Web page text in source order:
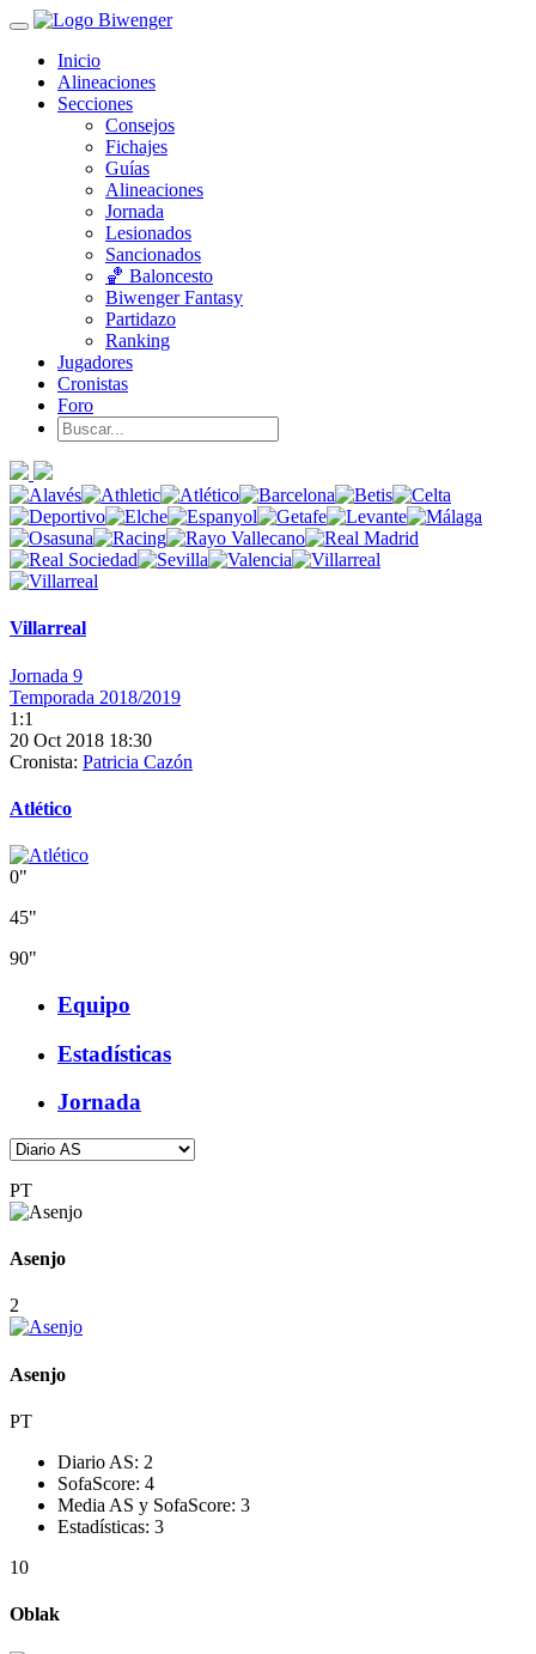
Inicio
Alineaciones
Secciones
Consejos
Fichajes
Guías
Alineaciones
Jornada
Lesionados
Sancionados
🏀 Baloncesto
Biwenger Fantasy
Partidazo
Ranking
Jugadores
Cronistas
Foro
Villarreal
Jornada 9
Temporada 2018/2019
1:1
20 Oct 2018 18:30
Cronista: Patricia Cazón
Atlético
0"
45"
90"
Equipo
Estadísticas
Jornada
PT
Asenjo
2
Asenjo
PT
Diario AS: 2
SofaScore: 4
Media AS y SofaScore: 3
Estadísticas: 3
10
Oblak